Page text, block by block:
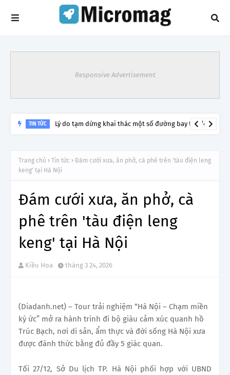
Responsive Advertisement
TIN TỨC Lý do tạm dừng khai thác một số đường bay từ 1/4
Trang chủ Tin tức
Đám cưới xưa, ăn phở, cà phê trên 'tàu điện leng
keng' tại Hà Nội
Đám cưới xưa, ăn phở, cà
phê trên 'tàu điện leng
keng' tại Hà Nội
Kiều Hoa tháng 3 24, 2026
(Diadanh.net) – Tour trải nghiệm “Hà Nội – Chạm miền
ký ức” mở ra hành trình đi bộ giàu cảm xúc quanh hồ
Trúc Bạch, nơi di sản, ẩm thực và đời sống Hà Nội xưa
được đánh thức bằng đủ đầy 5 giác quan.
Tối 27/12, Sở Du lịch TP. Hà Nội phối hợp với UBND